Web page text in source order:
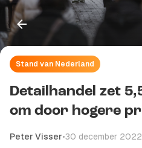
Stand van Nederland
Detailhandel zet
om door hogere
Peter Visser•30 december